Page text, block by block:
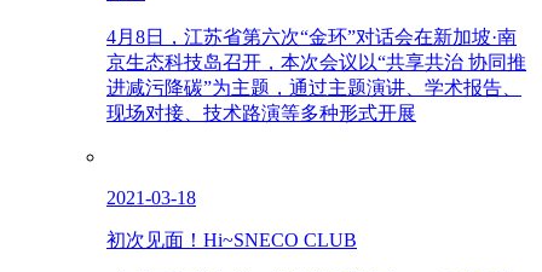
4月8日，江苏省第六次“金环”对话会在新加坡·南
京生态科技岛召开，本次会议以“共享共治 协同推
进减污降碳”为主题，通过主题演讲、学术报告、
现场对接、技术路演等多种形式开展
2021-03-18
初次见面！Hi~SNECO CLUB